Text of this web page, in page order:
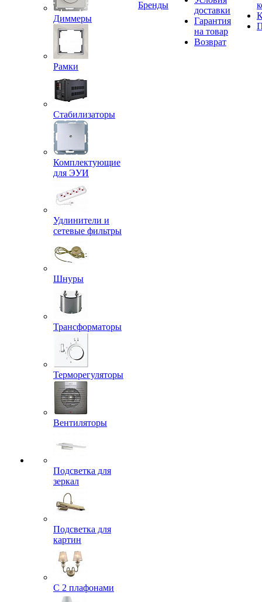
Диммеры
Рамки
Стабилизаторы
Комплектующие
для ЭУИ
Удлинители и
сетевые фильтры
Шнуры
Трансформаторы
Терморегуляторы
Вентиляторы
Подсветка для
зеркал
Подсветка для
картин
С 2 плафонами
Бренды
доставки
Гарантия
на товар
Возврат